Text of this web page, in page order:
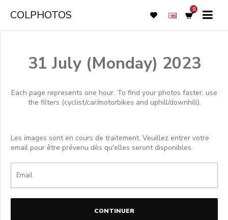
COLPHOTOS 0
31 July (Monday) 2023
Each page represents one hour. To find your photos faster, use
the filters (cyclist/car/motorbikes and uphill/downhill).
Les images sont en cours de traitement. Veuillez entrer votre
email pour être prévenu dès qu'elles seront disponibles.
CONTINUER